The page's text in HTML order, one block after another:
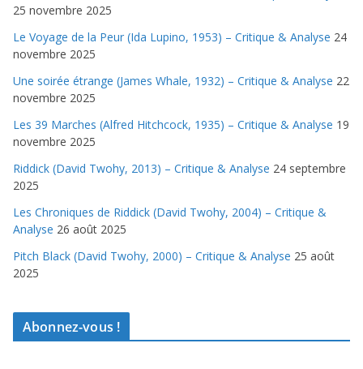
25 novembre 2025
Le Voyage de la Peur (Ida Lupino, 1953) – Critique & Analyse 24
novembre 2025
Une soirée étrange (James Whale, 1932) – Critique & Analyse 22
novembre 2025
Les 39 Marches (Alfred Hitchcock, 1935) – Critique & Analyse 19
novembre 2025
Riddick (David Twohy, 2013) – Critique & Analyse 24 septembre
2025
Les Chroniques de Riddick (David Twohy, 2004) – Critique &
Analyse 26 août 2025
Pitch Black (David Twohy, 2000) – Critique & Analyse 25 août
2025
Abonnez-vous !